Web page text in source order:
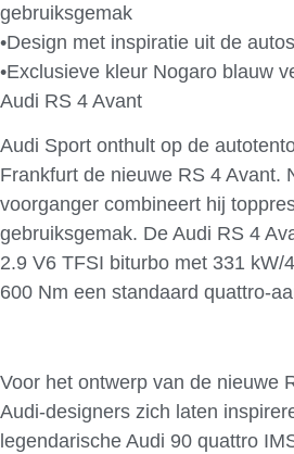
gebruiksgemak
•Design met inspiratie uit de
•Exclusieve kleur Nogaro blauw
Audi RS 4 Avant
Audi Sport onthult op de
Frankfurt de nieuwe RS 4 Avant.
voorganger combineert hij
gebruiksgemak. De Audi RS 4
2.9 V6 TFSI biturbo met 331 kW/
600 Nm een standaard quattro-
Voor het ontwerp van de nieuwe
Audi-designers zich laten
legendarische Audi 90 quattro